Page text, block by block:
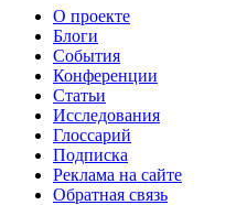
О проекте
Блоги
События
Конференции
Статьи
Исследования
Глоссарий
Подписка
Реклама на сайте
Обратная связь